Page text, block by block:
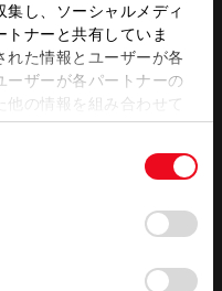
し、ソーシャルメディ
ナーと共有していま
た情報とユーザーが各
ーザーが各パートナーの
の情報を組み合わせて
サイトの使用を続行する
)が保存されることに同
キー)のオプトアウト、
にあたっては、当社の
この販売店のウェブサイトはこちら